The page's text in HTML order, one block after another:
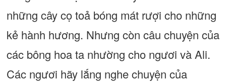
những cây cọ toả bóng mát rượi cho những
kẻ hành hương. Nhưng còn câu chuyện của
các bông hoa ta nhường cho ngươi và Ali.
Các ngươi hãy lắng nghe chuyện của